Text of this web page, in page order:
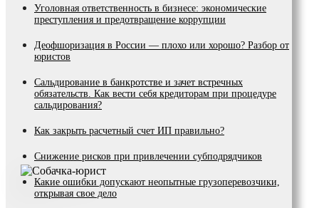
Уголовная ответственность в бизнесе: экономические
преступления и предотвращение коррупции
Деофшоризация в России — плохо или хорошо? Разбор от
юристов
Сальдирование в банкротстве и зачет встречных
обязательств. Как вести себя кредиторам при процедуре
сальдирования?
Как закрыть расчетный счет ИП правильно?
Снижение рисков при привлечении субподрядчиков
Какие ошибки допускают неопытные грузоперевозчики,
открывая свое дело